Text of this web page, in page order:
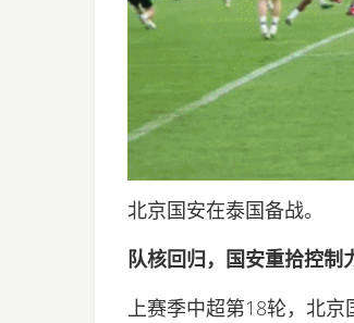
北京国安在泰国备战。
队核回归，国安重拾控制
上赛季中超第18轮，北